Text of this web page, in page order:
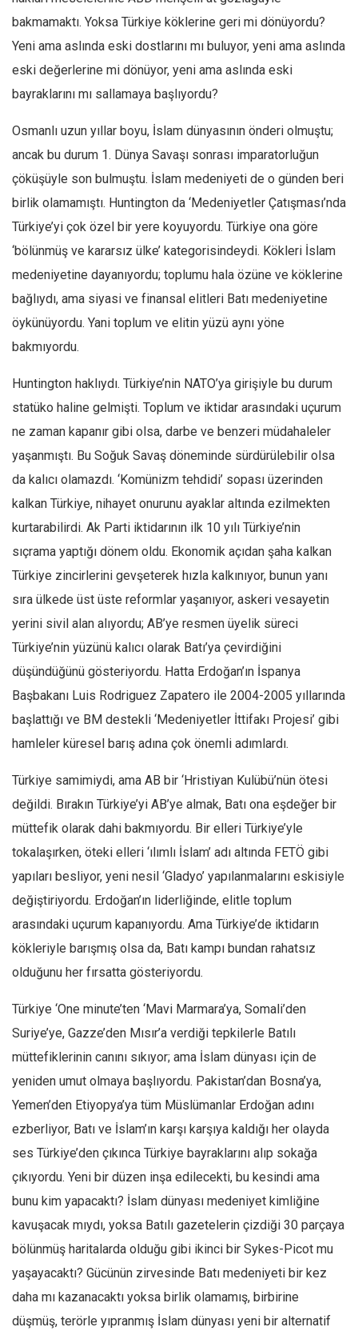
bakmamaktı. Yoksa Türkiye köklerine geri mi dönüyordu?
Yeni ama aslında eski dostlarını mı buluyor, yeni ama aslında
eski değerlerine mi dönüyor, yeni ama aslında eski
bayraklarını mı sallamaya başlıyordu?
Osmanlı uzun yıllar boyu, İslam dünyasının önderi olmuştu;
ancak bu durum 1. Dünya Savaşı sonrası imparatorluğun
çöküşüyle son bulmuştu. İslam medeniyeti de o günden beri
birlik olamamıştı. Huntington da ‘Medeniyetler Çatışması’nda
Türkiye’yi çok özel bir yere koyuyordu. Türkiye ona göre
‘bölünmüş ve kararsız ülke’ kategorisindeydi. Kökleri İslam
medeniyetine dayanıyordu; toplumu hala özüne ve köklerine
bağlıydı, ama siyasi ve finansal elitleri Batı medeniyetine
öykünüyordu. Yani toplum ve elitin yüzü aynı yöne
bakmıyordu.
Huntington haklıydı. Türkiye’nin NATO’ya girişiyle bu durum
statüko haline gelmişti. Toplum ve iktidar arasındaki uçurum
ne zaman kapanır gibi olsa, darbe ve benzeri müdahaleler
yaşanmıştı. Bu Soğuk Savaş döneminde sürdürülebilir olsa
da kalıcı olamazdı. ‘Komünizm tehdidi’ sopası üzerinden
kalkan Türkiye, nihayet onurunu ayaklar altında ezilmekten
kurtarabilirdi. Ak Parti iktidarının ilk 10 yılı Türkiye’nin
sıçrama yaptığı dönem oldu. Ekonomik açıdan şaha kalkan
Türkiye zincirlerini gevşeterek hızla kalkınıyor, bunun yanı
sıra ülkede üst üste reformlar yaşanıyor, askeri vesayetin
yerini sivil alan alıyordu; AB’ye resmen üyelik süreci
Türkiye’nin yüzünü kalıcı olarak Batı’ya çevirdiğini
düşündüğünü gösteriyordu. Hatta Erdoğan’ın İspanya
Başbakanı Luis Rodriguez Zapatero ile 2004-2005 yıllarında
başlattığı ve BM destekli ‘Medeniyetler İttifakı Projesi’ gibi
hamleler küresel barış adına çok önemli adımlardı.
Türkiye samimiydi, ama AB bir ‘Hristiyan Kulübü’nün ötesi
değildi. Bırakın Türkiye’yi AB’ye almak, Batı ona eşdeğer bir
müttefik olarak dahi bakmıyordu. Bir elleri Türkiye’yle
tokalaşırken, öteki elleri ‘ılımlı İslam’ adı altında FETÖ gibi
yapıları besliyor, yeni nesil ‘Gladyo’ yapılanmalarını eskisiyle
değiştiriyordu. Erdoğan’ın liderliğinde, elitle toplum
arasındaki uçurum kapanıyordu. Ama Türkiye’de iktidarın
kökleriyle barışmış olsa da, Batı kampı bundan rahatsız
olduğunu her fırsatta gösteriyordu.
Türkiye ‘One minute’ten ‘Mavi Marmara’ya, Somali’den
Suriye’ye, Gazze’den Mısır’a verdiği tepkilerle Batılı
müttefiklerinin canını sıkıyor; ama İslam dünyası için de
yeniden umut olmaya başlıyordu. Pakistan’dan Bosna’ya,
Yemen’den Etiyopya’ya tüm Müslümanlar Erdoğan adını
ezberliyor, Batı ve İslam’ın karşı karşıya kaldığı her olayda
ses Türkiye’den çıkınca Türkiye bayraklarını alıp sokağa
çıkıyordu. Yeni bir düzen inşa edilecekti, bu kesindi ama
bunu kim yapacaktı? İslam dünyası medeniyet kimliğine
kavuşacak mıydı, yoksa Batılı gazetelerin çizdiği 30 parçaya
bölünmüş haritalarda olduğu gibi ikinci bir Sykes-Picot mu
yaşayacaktı? Gücünün zirvesinde Batı medeniyeti bir kez
daha mı kazanacaktı yoksa birlik olamamış, birbirine
düşmüş, terörle yıpranmış İslam dünyası yeni bir alternatif